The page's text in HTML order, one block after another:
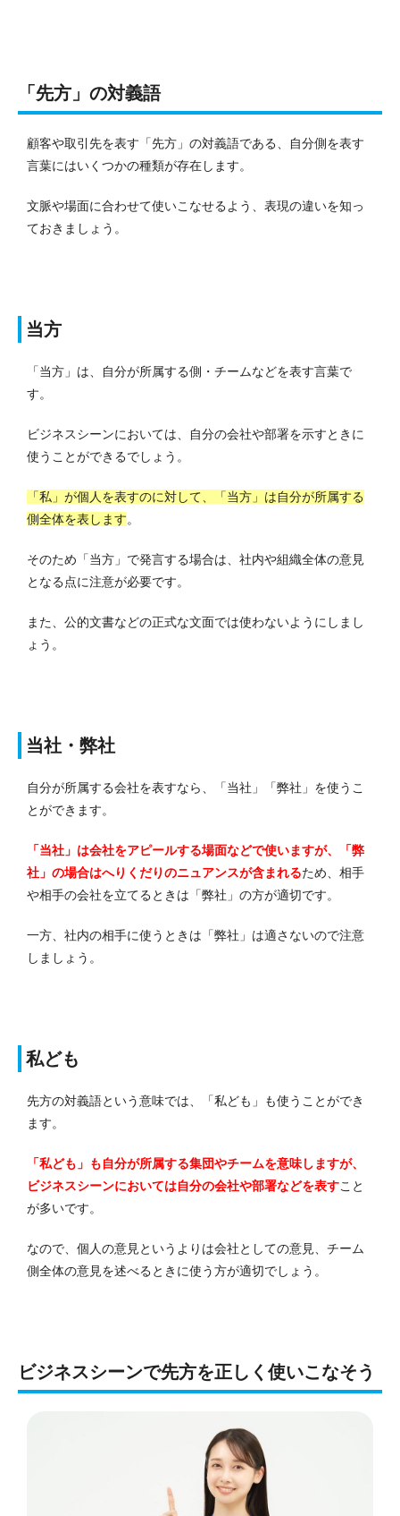
「先方」の対義語
顧客や取引先を表す「先方」の対義語である、自分側を表す
言葉にはいくつかの種類が存在します。
文脈や場面に合わせて使いこなせるよう、表現の違いを知っ
ておきましょう。
当方
「当方」は、自分が所属する側・チームなどを表す言葉で
す。
ビジネスシーンにおいては、自分の会社や部署を示すときに
使うことができるでしょう。
「私」が個人を表すのに対して、「当方」は自分が所属する
側全体を表します。
そのため「当方」で発言する場合は、社内や組織全体の意見
となる点に注意が必要です。
また、公的文書などの正式な文面では使わないようにしまし
ょう。
当社・弊社
自分が所属する会社を表すなら、「当社」「弊社」を使うこ
とができます。
「当社」は会社をアピールする場面などで使いますが、「弊
社」の場合はへりくだりのニュアンスが含まれるため、相手
や相手の会社を立てるときは「弊社」の方が適切です。
一方、社内の相手に使うときは「弊社」は適さないので注意
しましょう。
私ども
先方の対義語という意味では、「私ども」も使うことができ
ます。
「私ども」も自分が所属する集団やチームを意味しますが、
ビジネスシーンにおいては自分の会社や部署などを表すこと
が多いです。
なので、個人の意見というよりは会社としての意見、チーム
側全体の意見を述べるときに使う方が適切でしょう。
ビジネスシーンで先方を正しく使いこなそう